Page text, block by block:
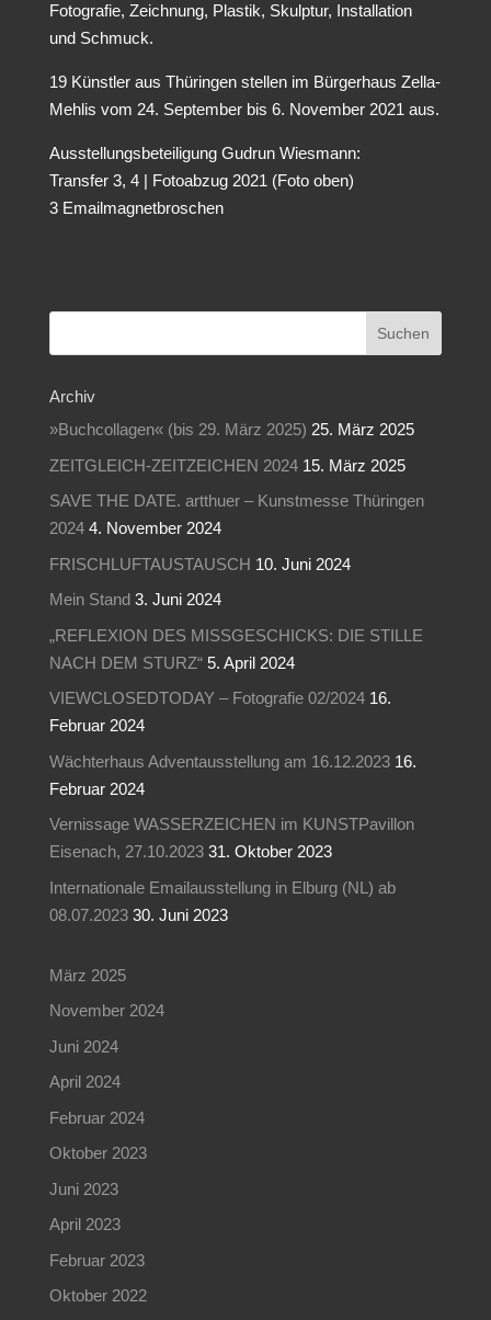
Fotografie, Zeichnung, Plastik, Skulptur, Installation
und Schmuck.
19 Künstler aus Thüringen stellen im Bürgerhaus Zella-
Mehlis vom 24. September bis 6. November 2021 aus.
Ausstellungsbeteiligung Gudrun Wiesmann:
Transfer 3, 4 | Fotoabzug 2021 (Foto oben)
3 Emailmagnetbroschen
Archiv
»Buchcollagen« (bis 29. März 2025) 25. März 2025
ZEITGLEICH-ZEITZEICHEN 2024 15. März 2025
SAVE THE DATE. artthuer – Kunstmesse Thüringen
2024 4. November 2024
FRISCHLUFTAUSTAUSCH 10. Juni 2024
Mein Stand 3. Juni 2024
„REFLEXION DES MISSGESCHICKS: DIE STILLE
NACH DEM STURZ“ 5. April 2024
VIEWCLOSEDTODAY – Fotografie 02/2024 16.
Februar 2024
Wächterhaus Adventausstellung am 16.12.2023 16.
Februar 2024
Vernissage WASSERZEICHEN im KUNSTPavillon
Eisenach, 27.10.2023 31. Oktober 2023
Internationale Emailausstellung in Elburg (NL) ab
08.07.2023 30. Juni 2023
März 2025
November 2024
Juni 2024
April 2024
Februar 2024
Oktober 2023
Juni 2023
April 2023
Februar 2023
Oktober 2022